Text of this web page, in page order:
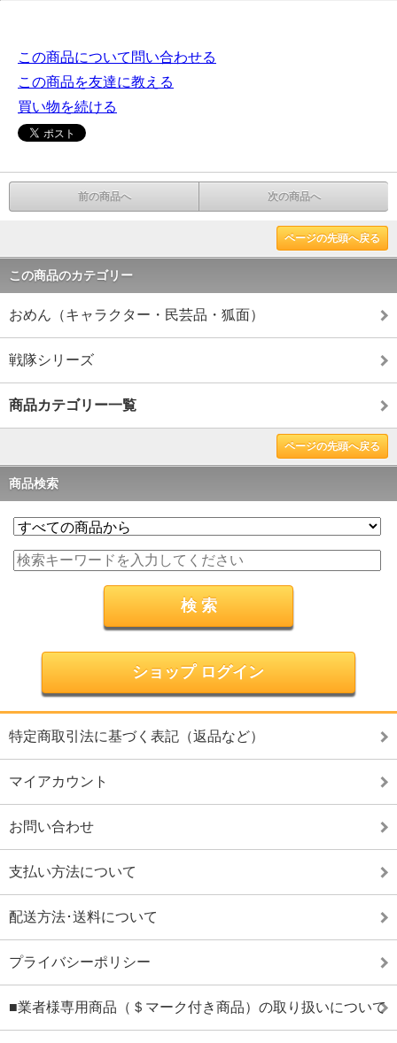
この商品について問い合わせる
この商品を友達に教える
買い物を続ける
前の商品へ 次の商品へ
ページの先頭へ戻る
この商品のカテゴリー
おめん（キャラクター・民芸品・狐面）
戦隊シリーズ
商品カテゴリー一覧
ページの先頭へ戻る
商品検索
ショップ ログイン
特定商取引法に基づく表記（返品など）
マイアカウント
お問い合わせ
支払い方法について
配送方法･送料について
プライバシーポリシー
■業者様専用商品（＄マーク付き商品）の取り扱いについて